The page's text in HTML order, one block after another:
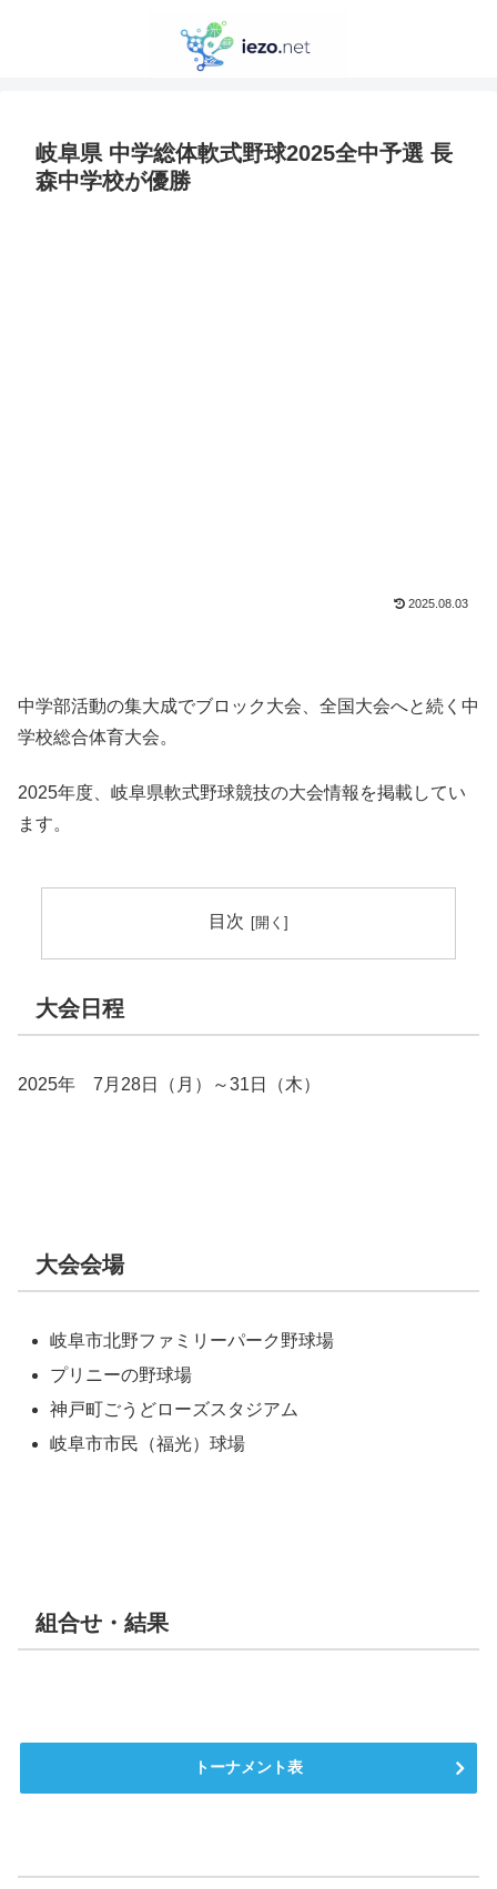
岐阜県 中学総体軟式野球2025全中予選 長
森中学校が優勝
2025.08.03
中学部活動の集大成でブロック大会、全国大会へと続く中
学校総合体育大会。
2025年度、岐阜県軟式野球競技の大会情報を掲載してい
ます。
目次
大会日程
2025年 7月28日（月）～31日（木）
大会会場
岐阜市北野ファミリーパーク野球場
プリニーの野球場
神戸町ごうどローズスタジアム
岐阜市市民（福光）球場
組合せ・結果
トーナメント表